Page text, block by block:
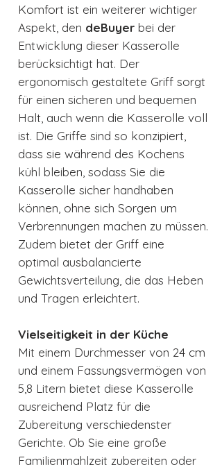
Komfort ist ein weiterer wichtiger
Aspekt, den deBuyer bei der
Entwicklung dieser Kasserolle
berücksichtigt hat. Der
ergonomisch gestaltete Griff sorgt
für einen sicheren und bequemen
Halt, auch wenn die Kasserolle voll
ist. Die Griffe sind so konzipiert,
dass sie während des Kochens
kühl bleiben, sodass Sie die
Kasserolle sicher handhaben
können, ohne sich Sorgen um
Verbrennungen machen zu müssen.
Zudem bietet der Griff eine
optimal ausbalancierte
Gewichtsverteilung, die das Heben
und Tragen erleichtert.
Vielseitigkeit in der Küche
Mit einem Durchmesser von 24 cm
und einem Fassungsvermögen von
5,8 Litern bietet diese Kasserolle
ausreichend Platz für die
Zubereitung verschiedenster
Gerichte. Ob Sie eine große
Familienmahlzeit zubereiten oder